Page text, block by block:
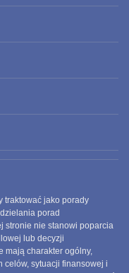
traktować jako porady
porad
stronie nie stanowi poparcia
lub decyzji
mają charakter ogólny,
celów, sytuacji finansowej i